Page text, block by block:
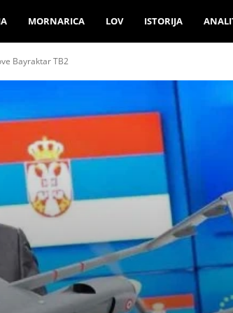
MORNARICA LOV ISTORIJA
Bayraktar ​​TB2